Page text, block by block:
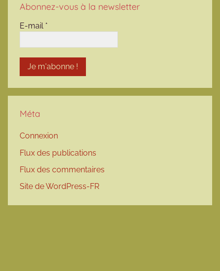
Abonnez-vous à la newsletter
E-mail *
Méta
Connexion
Flux des publications
Flux des commentaires
Site de WordPress-FR